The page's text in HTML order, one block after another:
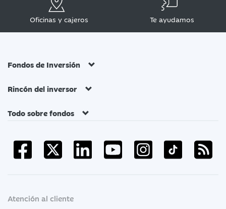
Oficinas y cajeros Te ayudamos
Fondos de Inversión
Rincón del inversor
Todo sobre fondos
Atención al cliente